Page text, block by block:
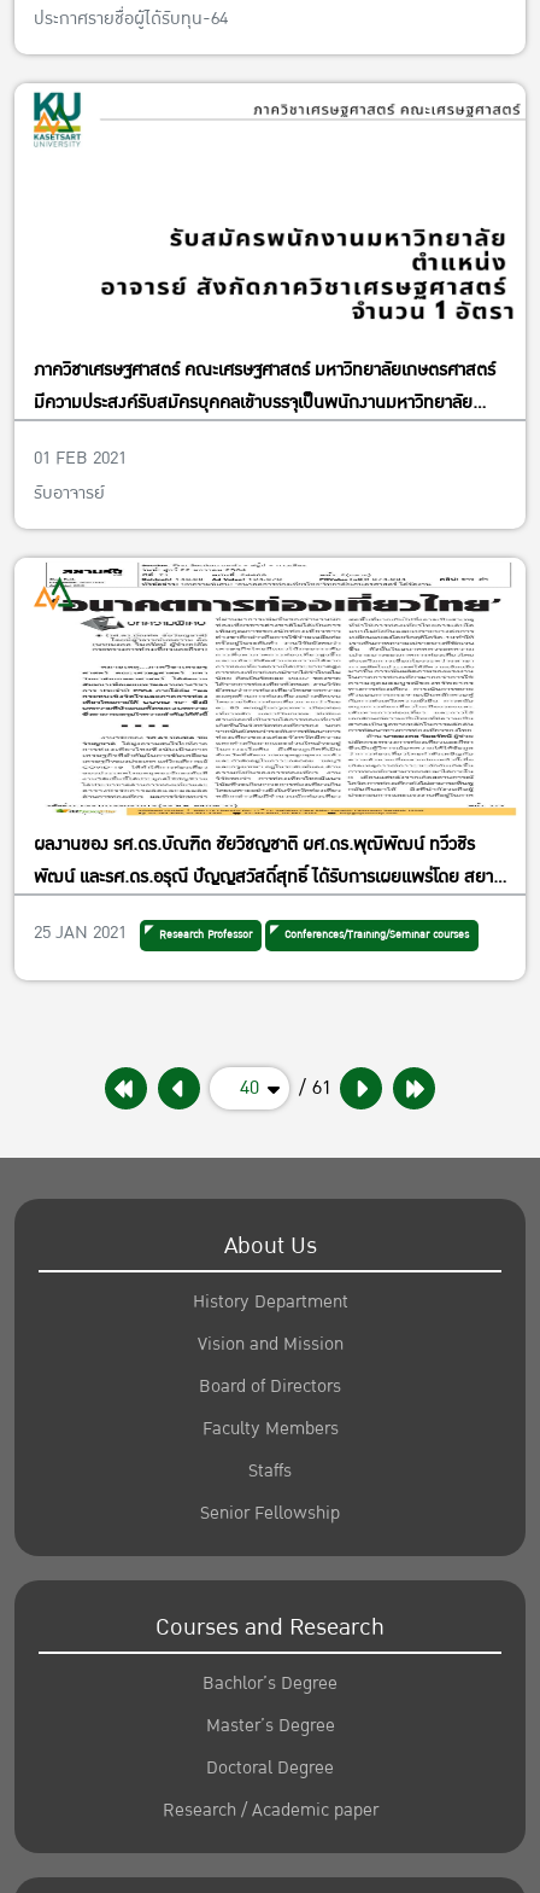
ประกาศรายชื่อผู้ได้รับทุน-64
ภาควิชาเศรษฐศาสตร์ คณะเศรษฐศาสตร์ มหาวิทยาลัยเกษตรศาสตร์
มีความประสงค์รับสมัครบุคคลเข้าบรรจุเป็นพนักงานมหาวิทยาลัย
บัดนี้เป็นต้นไป จนถึงวันพุธที่ 31 มีนาคม 2564
01 FEB 2021
รับอาจารย์
ผลงานของ รศ.ดร.บัณฑิต ชัยวิชญชาติ ผศ.ดร.พุฒิพัฒน์ ทวีวชิร
พัฒน์ และรศ.ดร.อรุณี ปัญญสวัสดิ์สุทธิ์ ได้รับการเผยแพร่โดย สยาม
สัมมนาเพื่อเผยแพร่ผลงานทางวิชาการ ประจำปี 2564 ของภาควิชา
เศรษฐศาสตร์ คณะเศรษฐศาสตร์ มหาวิทยาลัยเกษตรศาสตร์ ภายใต้
WEBINAR ผ่าน Cisco Webex Meeting
25 JAN 2021 Research Professor Conferences/Training/Seminar courses
40 / 61
About Us
History Department
Vision and Mission
Board of Directors
Faculty Members
Staffs
Senior Fellowship
Courses and Research
Bachlor’s Degree
Master’s Degree
Doctoral Degree
Research / Academic paper